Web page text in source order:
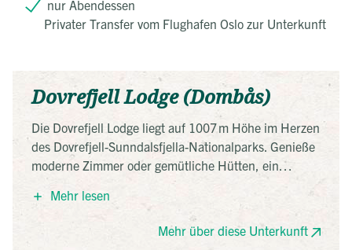
nur Abendessen
Privater Transfer vom Flughafen Oslo zur Unterkunft
Dovrefjell Lodge (Dombås)
Die Dovrefjell Lodge liegt auf 1007 m Höhe im Herzen
des Dovrefjell-Sunndalsfjella-Nationalparks. Genieße
moderne Zimmer oder gemütliche Hütten, ein
reichhaltiges Frühstück und eine herrliche
Sonnenterrasse. Perfekter Ausgangspunkt für
Wanderungen und geführte Moschusochsen-Safaris
Mehr lesen
Mehr über diese Unterkunft